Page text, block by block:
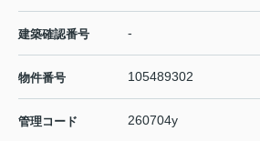
建築確認番号 -
物件番号 105489302
管理コード 260704y